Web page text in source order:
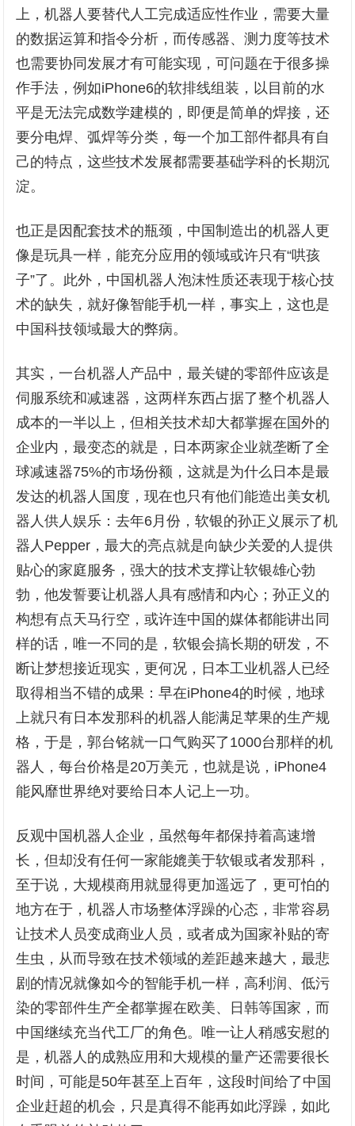
上，机器人要替代人工完成适应性作业，需要大量
的数据运算和指令分析，而传感器、测力度等技术
也需要协同发展才有可能实现，可问题在于很多操
作手法，例如iPhone6的软排线组装，以目前的水
平是无法完成数学建模的，即便是简单的焊接，还
要分电焊、弧焊等分类，每一个加工部件都具有自
己的特点，这些技术发展都需要基础学科的长期沉
淀。
也正是因配套技术的瓶颈，中国制造出的机器人更
像是玩具一样，能充分应用的领域或许只有“哄孩
子”了。此外，中国机器人泡沫性质还表现于核心技
术的缺失，就好像智能手机一样，事实上，这也是
中国科技领域最大的弊病。
其实，一台机器人产品中，最关键的零部件应该是
伺服系统和减速器，这两样东西占据了整个机器人
成本的一半以上，但相关技术却大都掌握在国外的
企业内，最变态的就是，日本两家企业就垄断了全
球减速器75%的市场份额，这就是为什么日本是最
发达的机器人国度，现在也只有他们能造出美女机
器人供人娱乐：去年6月份，软银的孙正义展示了机
器人Pepper，最大的亮点就是向缺少关爱的人提供
贴心的家庭服务，强大的技术支撑让软银雄心勃
勃，他发誓要让机器人具有感情和内心；孙正义的
构想有点天马行空，或许连中国的媒体都能讲出同
样的话，唯一不同的是，软银会搞长期的研发，不
断让梦想接近现实，更何况，日本工业机器人已经
取得相当不错的成果：早在iPhone4的时候，地球
上就只有日本发那科的机器人能满足苹果的生产规
格，于是，郭台铭就一口气购买了1000台那样的机
器人，每台价格是20万美元，也就是说，iPhone4
能风靡世界绝对要给日本人记上一功。
反观中国机器人企业，虽然每年都保持着高速增
长，但却没有任何一家能媲美于软银或者发那科，
至于说，大规模商用就显得更加遥远了，更可怕的
地方在于，机器人市场整体浮躁的心态，非常容易
让技术人员变成商业人员，或者成为国家补贴的寄
生虫，从而导致在技术领域的差距越来越大，最悲
剧的情况就像如今的智能手机一样，高利润、低污
染的零部件生产全都掌握在欧美、日韩等国家，而
中国继续充当代工厂的角色。唯一让人稍感安慰的
是，机器人的成熟应用和大规模的量产还需要很长
时间，可能是50年甚至上百年，这段时间给了中国
企业赶超的机会，只是真得不能再如此浮躁，如此